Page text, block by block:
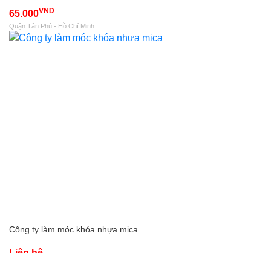
65.000VND
Quận Tân Phú - Hồ Chí Minh
Công ty làm móc khóa nhựa mica